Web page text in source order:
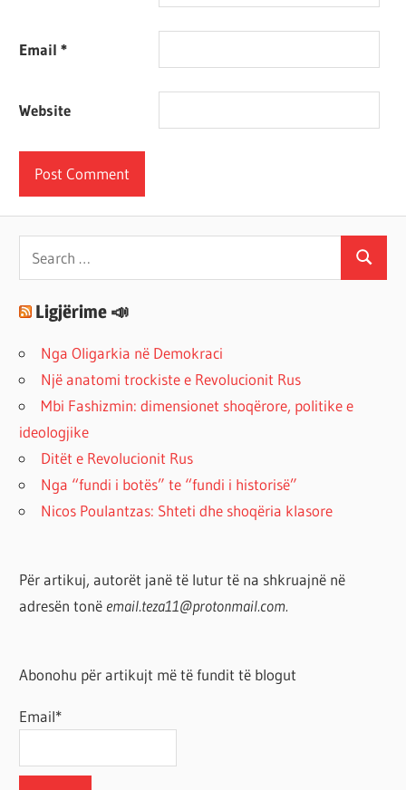
Email*
Website
Search
Ligjërime 📣
Nga Oligarkia në Demokraci
Një anatomi trockiste e Revolucionit Rus
Mbi Fashizmin: dimensionet shoqërore, politike e
ideologjike
Ditët e Revolucionit Rus
Nga “fundi i botës” te “fundi i historisë”
Nicos Poulantzas: Shteti dhe shoqëria klasore
Për artikuj, autorët janë të lutur të na shkruajnë në
adresën tonë email.teza11@protonmail.com.
Abonohu për artikujt më të fundit të blogut
Email*